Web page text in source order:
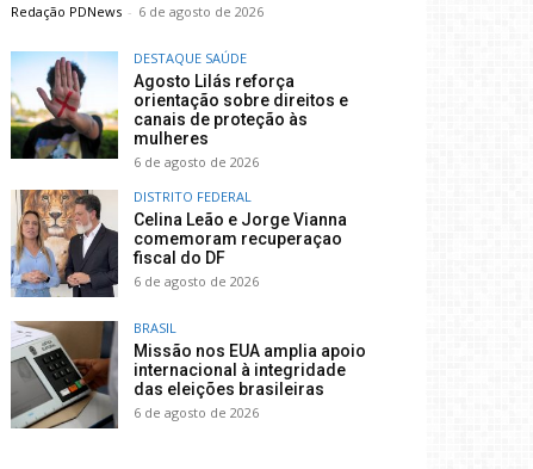
Redação PDNews - 6 de agosto de 2026
DESTAQUE SAÚDE
Agosto Lilás reforça
orientação sobre direitos e
canais de proteção às
mulheres
6 de agosto de 2026
DISTRITO FEDERAL
Celina Leão e Jorge Vianna
comemoram recuperaçao
fiscal do DF
6 de agosto de 2026
BRASIL
Missão nos EUA amplia apoio
internacional à integridade
das eleições brasileiras
6 de agosto de 2026